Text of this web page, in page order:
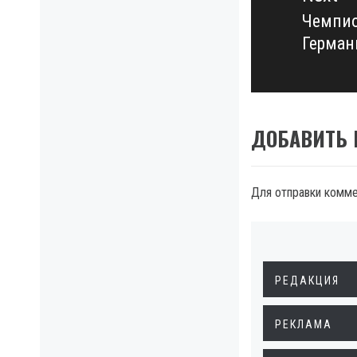
Next
post:
ДОБАВИТЬ
Для отправки
РЕДАКЦИЯ
РЕКЛАМА